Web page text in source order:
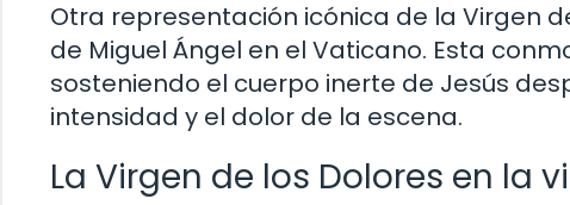
Otra representación icónica de la Virgen
de Miguel Ángel en el Vaticano. Esta
sosteniendo el cuerpo inerte de Jesús
intensidad y el dolor de la escena.
La Virgen de los Dolores en la